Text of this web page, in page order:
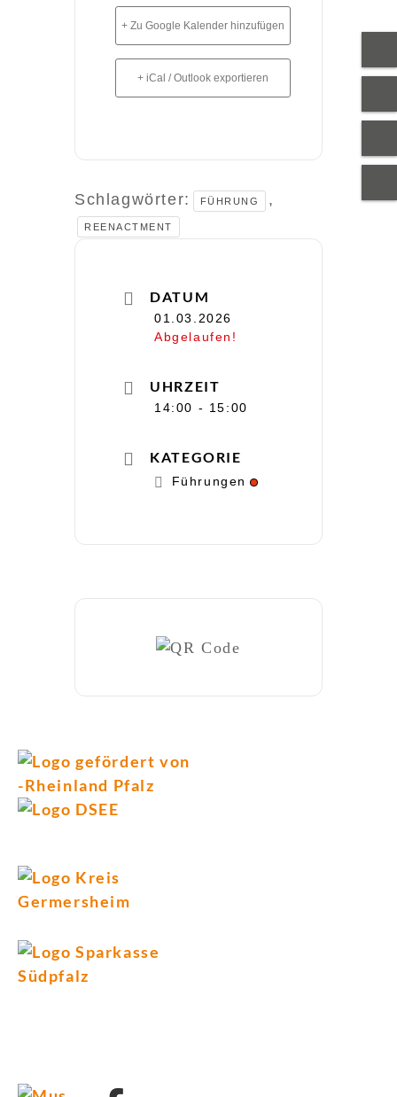
+ Zu Google Kalender hinzufügen
+ iCal / Outlook exportieren
Schlagwörter: FÜHRUNG ,
REENACTMENT
DATUM
01.03.2026
Abgelaufen!
UHRZEIT
14:00 - 15:00
KATEGORIE
Führungen